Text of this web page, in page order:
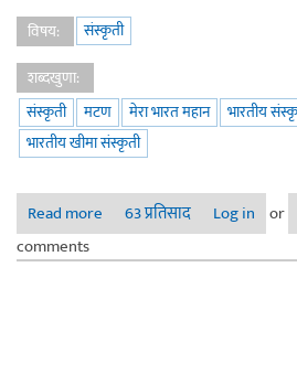
विषय:
संस्कृती
शब्दखुणा:
संस्कृती
मटण मेरा भारत महान भारतीय
भारतीय खीमा संस्कृती
Read more about मांसाहारी खीमा करंज्या -
63 प्रतिसाद Log in or
comments